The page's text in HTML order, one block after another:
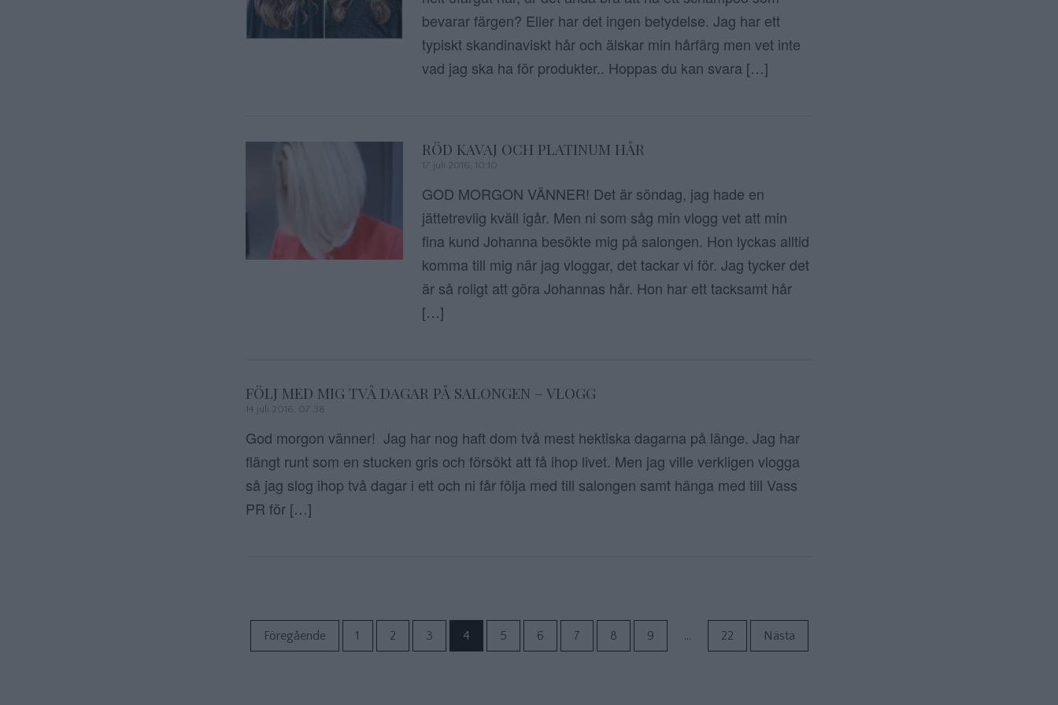
bevarar färgen? Eller har det ingen betydelse. Jag har ett
typiskt skandinaviskt hår och älskar min hårfärg men vet inte
vad jag ska ha för produkter.. Hoppas du kan svara […]
RÖD KAVAJ OCH PLATINUM HÅR
17 juli 2016, 10:10
GOD MORGON VÄNNER! Det är söndag, jag hade en
jättetrevlig kväll igår. Men ni som såg min vlogg vet att min
fina kund Johanna besökte mig på salongen. Hon lyckas alltid
komma till mig när jag vloggar, det tackar vi för. Jag tycker det
är så roligt att göra Johannas hår. Hon har ett tacksamt hår
[…]
FÖLJ MED MIG TVÅ DAGAR PÅ SALONGEN – VLOGG
14 juli 2016, 07:38
God morgon vänner! Jag har nog haft dom två mest hektiska dagarna på länge. Jag har
flängt runt som en stucken gris och försökt att få ihop livet. Men jag ville verkligen vlogga
så jag slog ihop två dagar i ett och ni får följa med till salongen samt hänga med till Vass
PR för […]
Föregående 1 2 3 4 5 6 7 8 9 … 22 Nästa